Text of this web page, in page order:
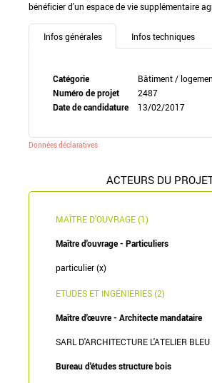
bénéficier d'un espace de vie supplémentaire
Infos générales Infos techniques
Catégorie
Bâtiment /
Numéro de projet
2487
Date de candidature
13/02/2017
Données déclaratives
ACTEURS DU
MAÎTRE D'OUVRAGE (1)
Maître d'ouvrage - Particuliers
particulier (x)
ETUDES ET INGÉNIERIES (2)
Maître d'œuvre - Architecte mandataire
SARL D'ARCHITECTURE L'ATELIER
Bureau d'études structure bois